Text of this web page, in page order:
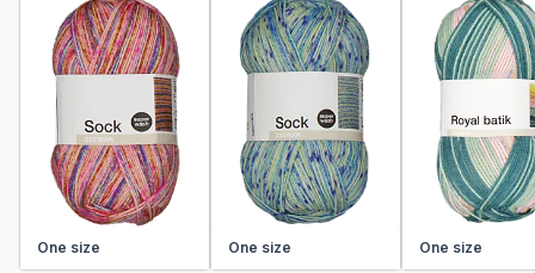
One size One size One size